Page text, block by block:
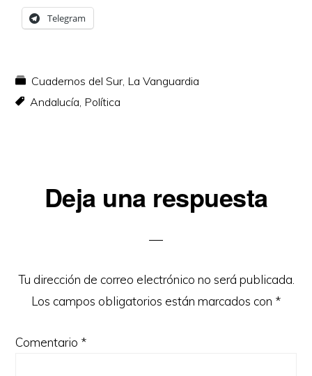
Telegram
Cuadernos del Sur, La Vanguardia
Andalucía, Política
Interacciones
lectores
Deja una respuesta
Tu dirección de correo electrónico no será publicada.
Los campos obligatorios están marcados con *
Comentario *